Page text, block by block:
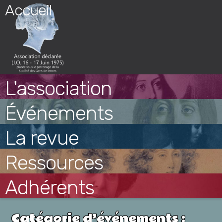
Skip
content
Accueil
L'association
Événements
La revue
Ressources
Adhérents